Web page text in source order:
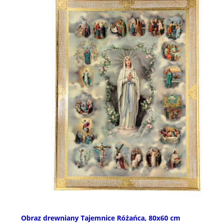
Obraz drewniany Tajemnice Różańca, 80x60 cm